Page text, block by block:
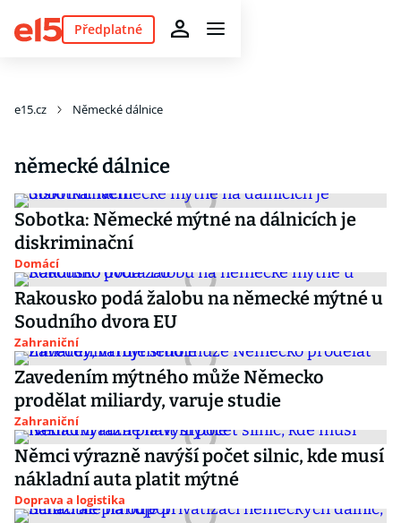
Předplatné
e15.cz Německé dálnice
německé dálnice
Sobotka: Německé mýtné na dálnicích je
diskriminační
Domácí
Rakousko podá žalobu na německé mýtné u
Soudního dvora EU
Zahraniční
Zavedením mýtného může Německo
prodělat miliardy, varuje studie
Zahraniční
Němci výrazně navýší počet silnic, kde musí
nákladní auta platit mýtné
Doprava a logistika